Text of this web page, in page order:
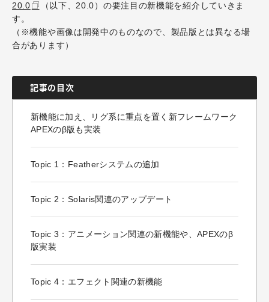
20.0
（以下、20.0）の要注目の新機能を紹介していきま
す。
（※機能や画像は開発中のものなので、 製品版 とは異なる場
合があります）
記事の目次
新機能に加え、リグ系に重点を置く新フレームワーク
APEXのβ版も実装
Topic 1：Featherシステムの追加
Topic 2：Solaris関連のアップデート
Topic 3：アニメーション関連の新機能や、APEXのβ
版実装
Topic 4：エフェクト関連の新機能